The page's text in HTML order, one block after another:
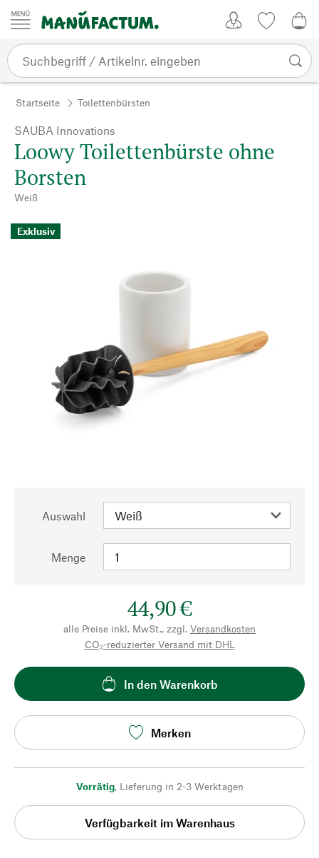
Zum Inhalt springen
Startseite Toilettenbürsten
SAUBA Innovations
Loowy Toilettenbürste ohne
Borsten
Weiß
Exklusiv
Auswahl
Menge
44,90 €
alle Preise inkl. MwSt., zzgl. Versandkosten
CO₂-reduzierter Versand mit DHL
In den Warenkorb
Merken
Vorrätig, Lieferung in 2-3 Werktagen
Verfügbarkeit im Warenhaus